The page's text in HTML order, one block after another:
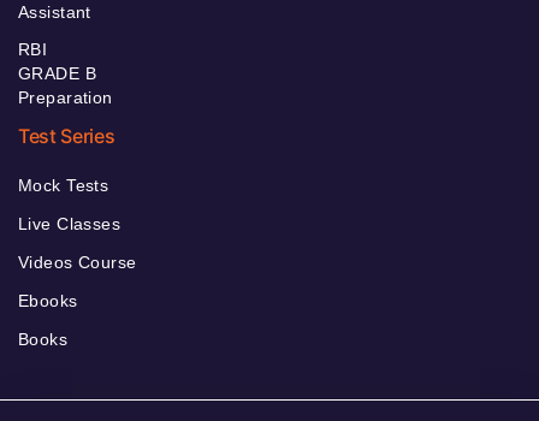
Assistant
RBI
GRADE B
Preparation
Test Series
Mock Tests
Live Classes
Videos Course
Ebooks
Books